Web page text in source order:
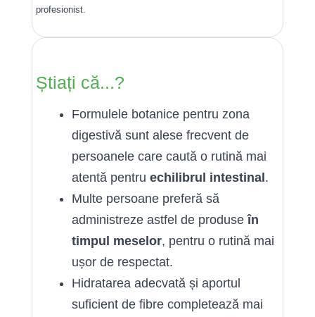
profesionist.
Știați că...?
Formulele botanice pentru zona
digestivă sunt alese frecvent de
persoanele care caută o rutină mai
atentă pentru echilibrul intestinal.
Multe persoane preferă să
administreze astfel de produseîn
timpul meselor, pentru o rutină mai
ușor de respectat.
Hidratarea adecvată și aportul
suficient de fibre completează mai